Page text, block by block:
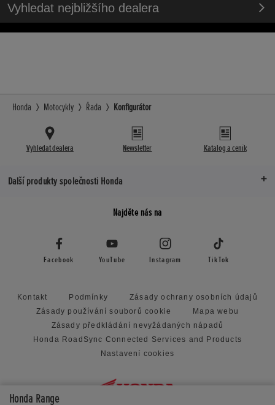
Honda Range
Vyhledat nejbližšího dealera
Honda Motocykly Řada Konfigurátor
Vyhledat dealera Newsletter Katalog a ceník
Další produkty společnosti Honda
Najděte nás na
Facebook YouTube Instagram TikTok
Kontakt Podmínky
Zásady ochrany osobních údajů
Zásady používání souborů cookie
Mapa webu
Zásady předkládání nevyžádaných nápadů
Honda RoadSync Connected Services and Products
Nastavení cookies